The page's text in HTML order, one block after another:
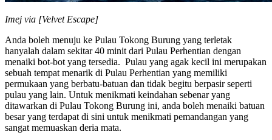
Imej via [Velvet Escape]
Anda boleh menuju ke Pulau Tokong Burung yang terletak
hanyalah dalam sekitar 40 minit dari Pulau Perhentian dengan
menaiki bot-bot yang tersedia. Pulau yang agak kecil ini merupakan
sebuah tempat menarik di Pulau Perhentian yang memiliki
permukaan yang berbatu-batuan dan tidak begitu berpasir seperti
pulau yang lain. Untuk menikmati keindahan sebenar yang
ditawarkan di Pulau Tokong Burung ini, anda boleh menaiki batuan
besar yang terdapat di sini untuk menikmati pemandangan yang
sangat memuaskan deria mata.